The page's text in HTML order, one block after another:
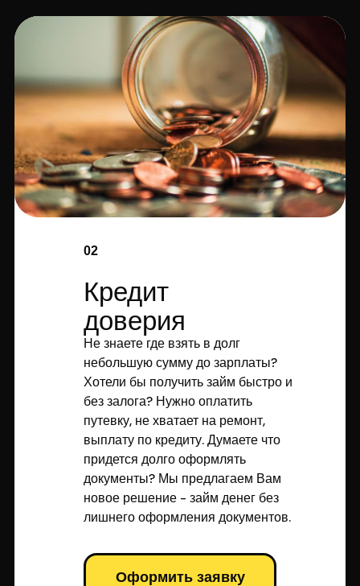
02
Кредит
доверия
Не знаете где взять в долг
небольшую сумму до зарплаты?
Хотели бы получить займ быстро и
без залога? Нужно оплатить
путевку, не хватает на ремонт,
выплату по кредиту. Думаете что
придется долго оформлять
документы? Мы предлагаем Вам
новое решение - займ денег без
лишнего оформления документов.
Оформить заявку